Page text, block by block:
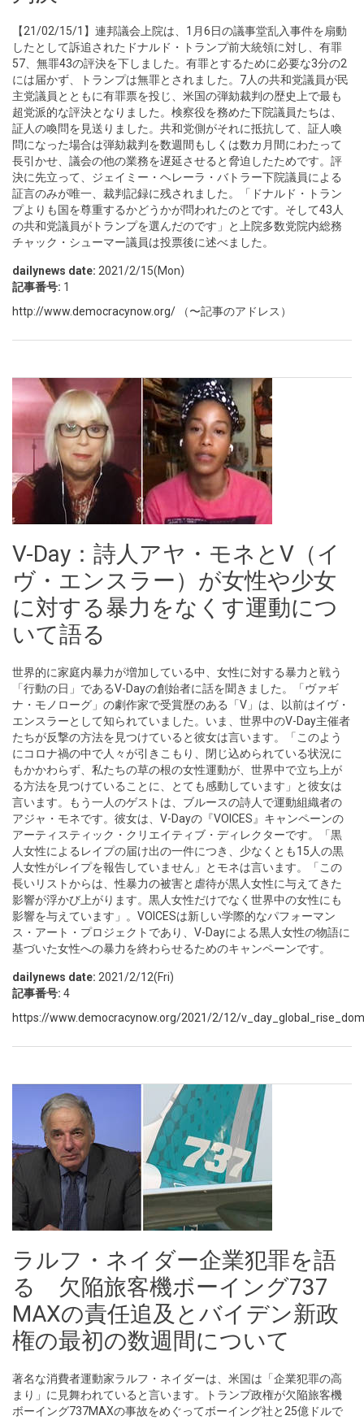
【21/02/15/1】連邦議会上院は、1月6日の議事堂乱入事件を扇動
したとして訴追されたドナルド・トランプ前大統領に対し、有罪
57、無罪43の評決を下しました。有罪とするために必要な3分の2
には届かず、トランプは無罪とされました。7人の共和党議員が民
主党議員とともに有罪票を投じ、米国の弾劾裁判の歴史上で最も
超党派的な評決となりました。検察役を務めた下院議員たちは、
証人の喚問を見送りました。共和党側がそれに抵抗して、証人喚
問になった場合は弾劾裁判を数週間もしくは数カ月間にわたって
長引かせ、議会の他の業務を遅延させると脅迫したためです。評
決に先立って、ジェイミー・ヘレーラ・バトラー下院議員による
証言のみが唯一、裁判記録に残されました。「ドナルド・トラン
プよりも国を尊重するかどうかが問われたのとです。そして43人
の共和党議員がトランプを選んだのです」と上院多数党院内総務
チャック・シューマー議員は投票後に述べました。
dailynews date: 2021/2/15(Mon)
記事番号: 1
http://www.democracynow.org/
（〜記事のアドレス）
V-Day：詩人アヤ・モネとV（イ
ヴ・エンスラー）が女性や少女
に対する暴力をなくす運動につ
いて語る
世界的に家庭内暴力が増加している中、女性に対する暴力と戦う
「行動の日」であるV-Dayの創始者に話を聞きました。「ヴァギ
ナ・モノローグ」の劇作家で受賞歴のある「V」は、以前はイヴ・
エンスラーとして知られていました。いま、世界中のV-Day主催者
たちが反撃の方法を見つけていると彼女は言います。「このよう
にコロナ禍の中で人々が引きこもり、閉じ込められている状況に
もかかわらず、私たちの草の根の女性運動が、世界中で立ち上が
る方法を見つけていることに、とても感動しています」と彼女は
言います。もう一人のゲストは、ブルースの詩人で運動組織者の
アジャ・モネです。彼女は、V-Dayの『VOICES』キャンペーンの
アーティスティック・クリエイティブ・ディレクターです。「黒
人女性によるレイプの届け出の一件につき、少なくとも15人の黒
人女性がレイプを報告していません」とモネは言います。「この
長いリストからは、性暴力の被害と虐待が黒人女性に与えてきた
影響が浮かび上がります。黒人女性だけでなく世界中の女性にも
影響を与えています」。VOICESは新しい学際的なパフォーマン
ス・アート・プロジェクトであり、V-Dayによる黒人女性の物語に
基づいた女性への暴力を終わらせるためのキャンペーンです。
dailynews date: 2021/2/12(Fri)
記事番号: 4
https://www.democracynow.org/2021/2/12/
ラルフ・ネイダー企業犯罪を語
る 欠陥旅客機ボーイング737
MAXの責任追及とバイデン新政
権の最初の数週間について
著名な消費者運動家ラルフ・ネイダーは、米国は「企業犯罪の高
まり」に見舞われていると言います。トランプ政権が欠陥旅客機
ボーイング737MAXの事故をめぐってボーイング社と25億ドルで